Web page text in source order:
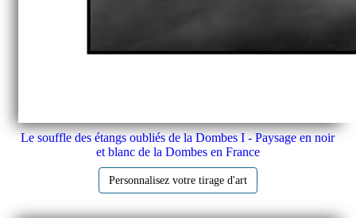
Le souffle des étangs oubliés de la Dombes I - Paysage en noir
et blanc de la Dombes en France
Personnalisez votre tirage d'art